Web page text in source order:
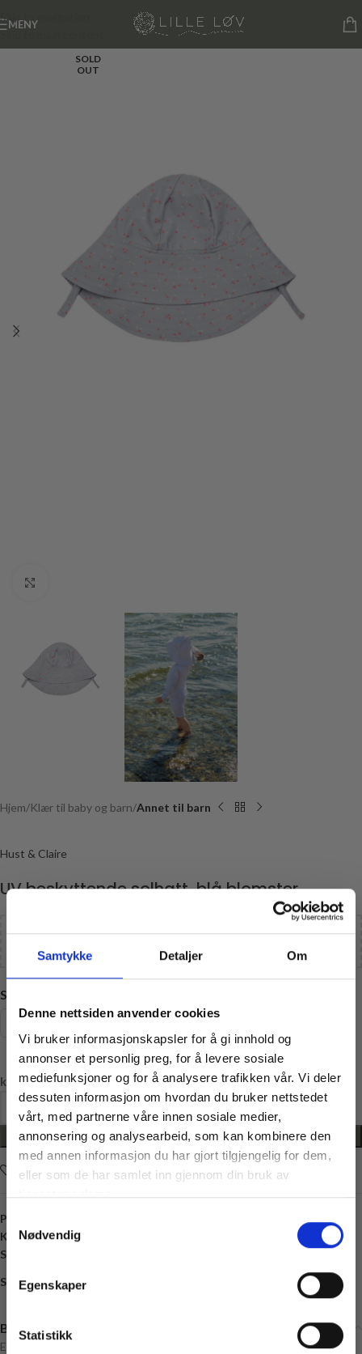
Samtykke Detaljer Om
Denne nettsiden anvender cookies
Vi bruker informasjonskapsler for å gi innhold og
annonser et personlig preg, for å levere sosiale
mediefunksjoner og for å analysere trafikken vår. Vi deler
dessuten informasjon om hvordan du bruker nettstedet
vårt, med partnerne våre innen sosiale medier,
annonsering og analysearbeid, som kan kombinere den
med annen informasjon du har gjort tilgjengelig for dem,
eller som de har samlet inn gjennom din bruk av
tjenestene deres.
Samtykkevalg
Nødvendig
Egenskaper
Statistikk
Skip to navigation
Skip to main content
MENY
SOLD
OUT
Hjem Klær til baby og barn Annet til barn
Hust & Claire
UV beskyttende solhatt, blå blomster,
STØRRELSE
kr 0,00
LEGG I HANDLEKURV
Legg i ønskelisten
Produktnummer:
Kategori:Annet til barn
Stikkord:
Share:
Beskrivelse
En søt og sommerlig solhatt som beskytter barnet mot skadelige uv-
Vil du ha
10% rabatt
Email